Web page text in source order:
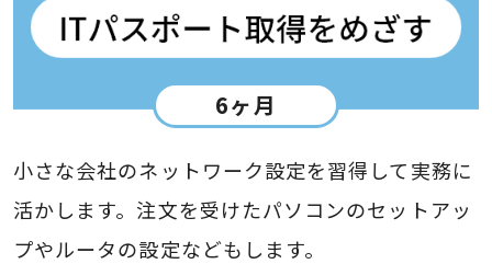
6ヶ月
小さな会社のネットワーク設定を習得して実務に
活かします。注文を受けたパソコンのセットアッ
プやルータの設定などもします。